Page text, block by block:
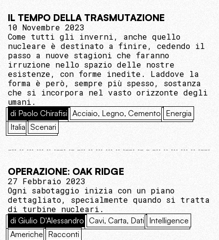
IL TEMPO DELLA TRASMUTAZIONE
10 Novembre 2023
Come tutti gli inverni, anche quello
nucleare è destinato a finire, cedendo il
passo a nuove stagioni che faranno
irruzione nello spazio delle nostre
esistenze, con forme inedite. Laddove la
forma è però, sempre più spesso, sostanza
che si incorpora nel vasto orizzonte degli
umani.
di Paolo Chirafisi Acciaio, Legno, Cemento Energia
Italia Scenari
OPERAZIONE: OAK RIDGE
27 Febbraio 2023
Ogni sabotaggio inizia con un piano
dettagliato, specialmente quando si tratta
di turbine nucleari.
di Giulio D'Alessandro Cavi, Carta, Dati Intelligence
Americhe Racconti